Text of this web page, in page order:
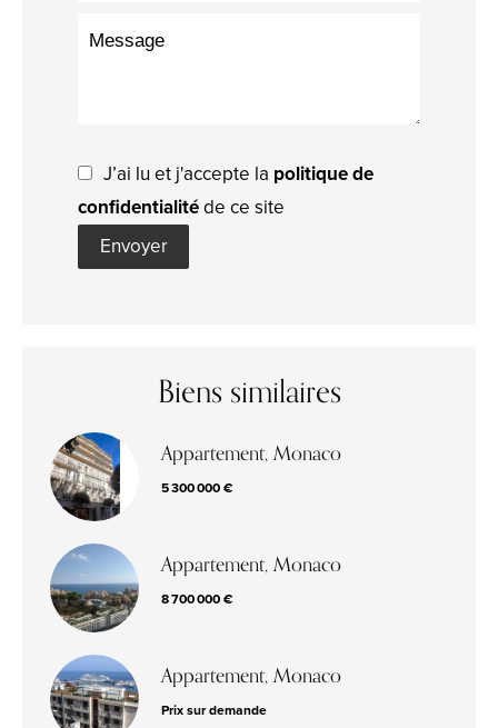
J’ai lu et j'accepte la politique de
confidentialitéde ce site
Envoyer
Biens similaires
Appartement, Monaco
5 300 000 €
Appartement, Monaco
8 700 000 €
Appartement, Monaco
Prix sur demande